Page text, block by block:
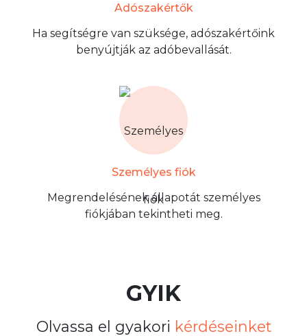
Adószakértők
Ha segítségre van szüksége, adószakértőink
benyújtják az adóbevallását.
Személyes fiók
Megrendelésének állapotát személyes
fiókjában tekintheti meg.
GYIK
Olvassa el gyakori kérdéseinket